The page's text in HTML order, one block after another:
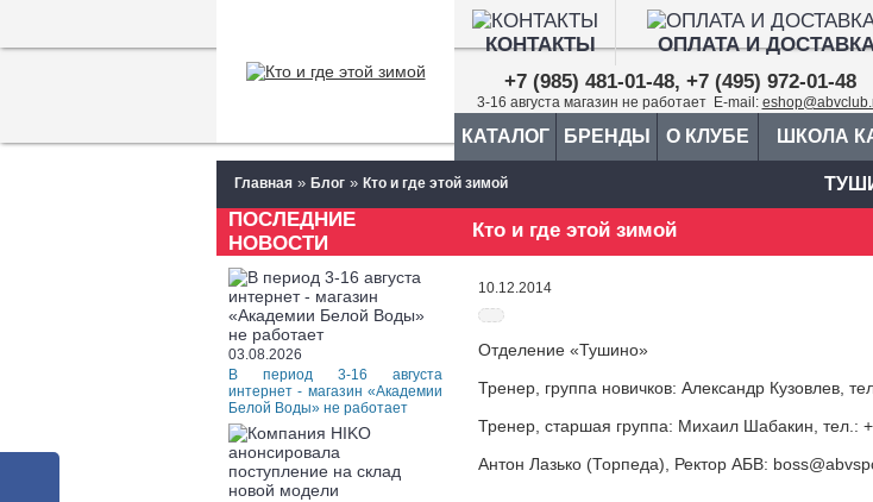
КОНТАКТЫ ОПЛАТА И
+7 (985) 481-01-48, +7 (495) 972-01-48
3-16 августа магазин не работает E-mail:
КАТАЛОГ БРЕНДЫ О КЛУБЕ ШКОЛА
Главная » Блог » Кто и где этой зимой
ПОСЛЕДНИЕ
НОВОСТИ
03.08.2026
В период 3-16 августа
интернет - магазин «Академии
Белой Воды» не работает
Кто и где этой зимой
10.12.2014
Отделение «Тушино»
Тренер, группа новичков: Александр Кузовлев,
Тренер, старшая группа: Михаил Шабакин, тел.:
Антон Лазько (Торпеда), Ректор АБВ: